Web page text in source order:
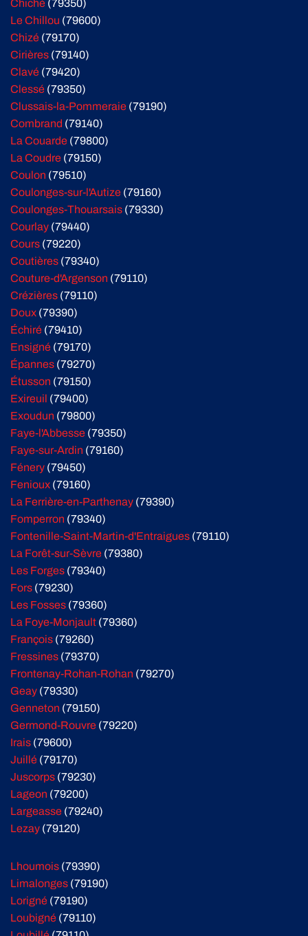
Chiché (79350)
Le Chillou (79600)
Chizé (79170)
Cirières (79140)
Clavé (79420)
Clessé (79350)
Clussais-la-Pommeraie (79190)
Combrand (79140)
La Couarde (79800)
La Coudre (79150)
Coulon (79510)
Coulonges-sur-l'Autize (79160)
Coulonges-Thouarsais (79330)
Courlay (79440)
Cours (79220)
Coutières (79340)
Couture-d'Argenson (79110)
Crézières (79110)
Doux (79390)
Échiré (79410)
Ensigné (79170)
Épannes (79270)
Étusson (79150)
Exireuil (79400)
Exoudun (79800)
Faye-l'Abbesse (79350)
Faye-sur-Ardin (79160)
Fénery (79450)
Fenioux (79160)
La Ferrière-en-Parthenay (79390)
Fomperron (79340)
Fontenille-Saint-Martin-d'Entraigues (79110)
La Forêt-sur-Sèvre (79380)
Les Forges (79340)
Fors (79230)
Les Fosses (79360)
La Foye-Monjault (79360)
François (79260)
Fressines (79370)
Frontenay-Rohan-Rohan (79270)
Geay (79330)
Genneton (79150)
Germond-Rouvre (79220)
Irais (79600)
Juillé (79170)
Juscorps (79230)
Lageon (79200)
Largeasse (79240)
Lezay (79120)
Lhoumois (79390)
Limalonges (79190)
Lorigné (79190)
Loubigné (79110)